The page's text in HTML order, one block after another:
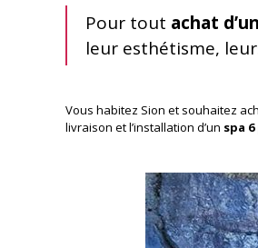
Pour tout achat
leur esthétisme,
Vous habitez Sion et souhaitez
livraison et l’installation d’un spa